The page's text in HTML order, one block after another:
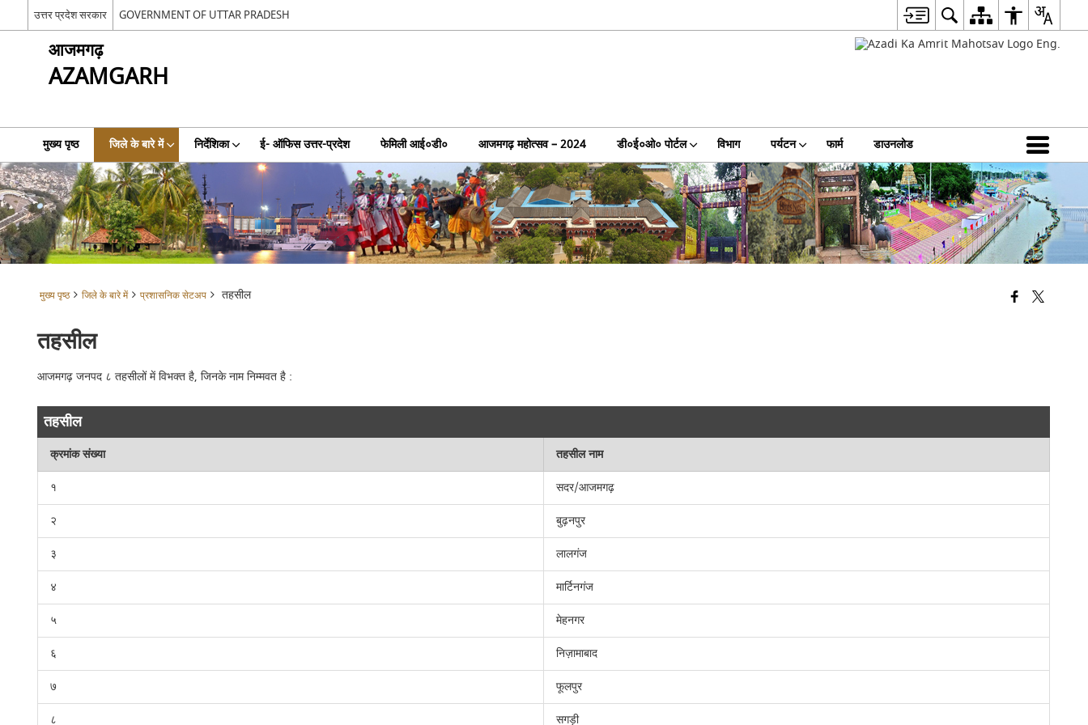
उत्तर प्रदेश सरकार GOVERNMENT OF UTTAR PRADESH
आजमगढ़
AZAMGARH
मुख्य पृष्ठ जिले के बारे में निर्देशिका ई- ऑफिस उत्तर-प्रदेश फेमिली आई०डी० आजमगढ़ महोत्सव – 2024 डी०ई०ओ० पोर्टल विभाग पर्यटन फार्म डाउनलोड
मुख्य पृष्ठ जिले के बारे में प्रशासनिक सेटअप तहसील
तहसील
आजमगढ़ जनपद ८ तहसीलों में विभक्त है, जिनके नाम निम्मवत है :
तहसील
क्रमांक संख्या
तहसील नाम
१
सदर/आजमगढ़
२
बुढ़नपुर
३
लालगंज
४
मार्टिनगंज
५
मेहनगर
६
निज़ामाबाद
७
फूलपुर
८
सगड़ी